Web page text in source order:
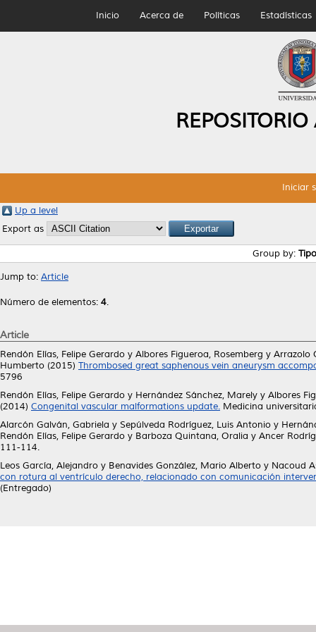
Inicio Acerca de Políticas Estadísticas
Iniciar
Up a level
Export as
Group by:
Jump to: Article
Número de elementos: 4.
Article
Rendón Elías, Felipe Gerardo y Albores Figueroa, Rosemberg y Arrazolo
Humberto (2015) Thrombosed great saphenous vein aneurysm
5796
Rendón Elías, Felipe Gerardo y Hernández Sánchez, Marely y Albores
(2014) Congenital vascular malformations update. Medicina
Alarcón Galván, Gabriela y Sepúlveda Rodríguez, Luis Antonio y
Rendón Elías, Felipe Gerardo y Barboza Quintana, Oralia y Ancer
111-114.
Leos García, Alejandro y Benavides González, Mario Alberto y Nacoud
con rotura al ventrículo derecho, relacionado con comunicación
(Entregado)